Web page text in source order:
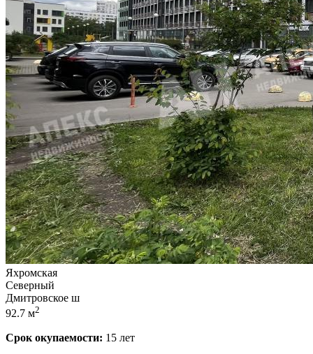
Яхромская
Северный
Дмитровское ш
92.7 м2
Срок окупаемости: 15 лет